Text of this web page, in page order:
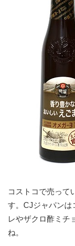
コストコで売って
す。CJジャパンは
レやザクロ酢ミチ
ね。